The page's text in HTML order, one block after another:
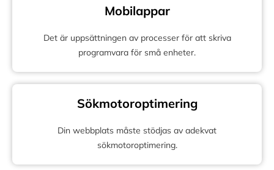
Mobilappar
Det är uppsättningen av processer för att skriva
programvara för små enheter.
Sökmotoroptimering
Din webbplats måste stödjas av adekvat
sökmotoroptimering.